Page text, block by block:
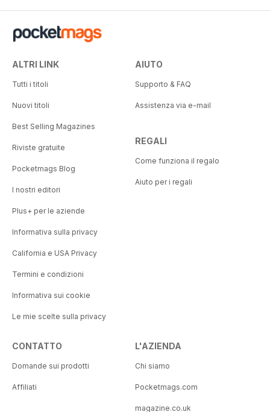
ALTRI LINK
Tutti i titoli
Nuovi titoli
Best Selling Magazines
Riviste gratuite
Pocketmags Blog
I nostri editori
Plus+ per le aziende
Informativa sulla privacy
California e USA Privacy
Termini e condizioni
Informativa sui cookie
Le mie scelte sulla privacy
AIUTO
Supporto & FAQ
Assistenza via e-mail
REGALI
Come funziona il regalo
Aiuto per i regali
CONTATTO
Domande sui prodotti
Affiliati
L'AZIENDA
Chi siamo
Pocketmags.com
magazine.co.uk